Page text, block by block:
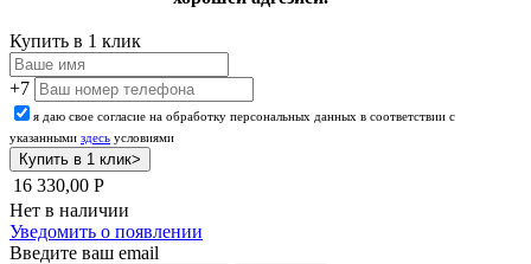
Купить в 1 клик
+7
я даю свое согласие на обработку персональных данных в соответствии с
указанными здесь условиями
16 330,00 Р
Нет в наличии
Уведомить о появлении
Введите ваш email